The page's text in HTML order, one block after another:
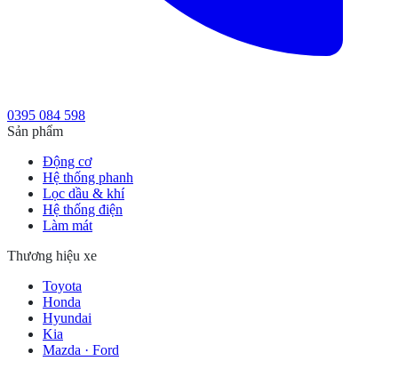
0395 084 598
Sản phẩm
Động cơ
Hệ thống phanh
Lọc dầu & khí
Hệ thống điện
Làm mát
Thương hiệu xe
Toyota
Honda
Hyundai
Kia
Mazda · Ford